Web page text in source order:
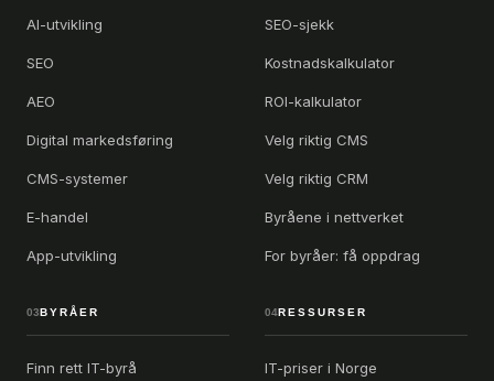
AI-utvikling
SEO
AEO
Digital markedsføring
CMS-systemer
E-handel
App-utvikling
SEO-sjekk
Kostnadskalkulator
ROI-kalkulator
Velg riktig CMS
Velg riktig CRM
Byråene i nettverket
For byråer: få oppdrag
03 BYRÅER
Finn rett IT-byrå
04RESSURSER
IT-priser i Norge